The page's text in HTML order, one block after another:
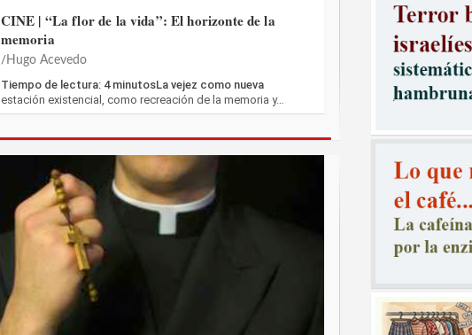
CINE | “La flor de la vida”: El horizonte de la
memoria
Hugo Acevedo
Tiempo de lectura: 4 minutosLa vejez como nueva
estación existencial, como recreación de la memoria y…